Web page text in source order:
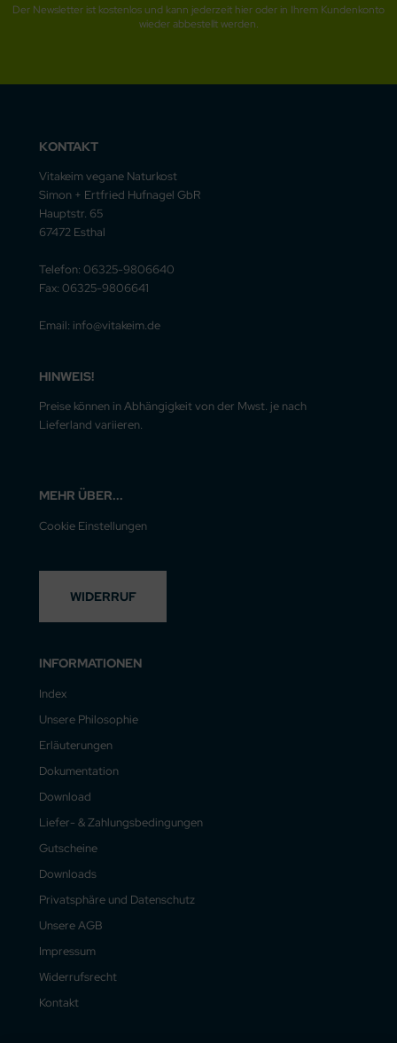
Der Newsletter ist kostenlos und kann jederzeit hier oder in Ihrem Kundenkonto
wieder abbestellt werden.
KONTAKT
Vitakeim vegane Naturkost
Simon + Ertfried Hufnagel GbR
Hauptstr. 65
67472 Esthal
Telefon: 06325-9806640
Fax: 06325-9806641
Email: info@vitakeim.de
HINWEIS!
Preise können in Abhängigkeit von der Mwst. je nach
Lieferland variieren.
MEHR ÜBER...
Cookie Einstellungen
WIDERRUF
INFORMATIONEN
Index
Unsere Philosophie
Erläuterungen
Dokumentation
Download
Liefer- & Zahlungsbedingungen
Gutscheine
Downloads
Privatsphäre und Datenschutz
Unsere AGB
Impressum
Widerrufsrecht
Kontakt